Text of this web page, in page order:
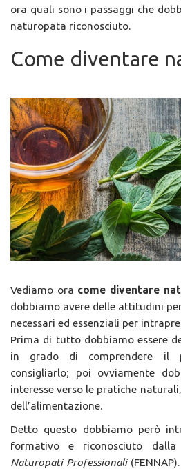
ora quali sono i passaggi che
naturopata riconosciuto.
Come diventare
Vediamo ora come diventare
dobbiamo avere delle attitudini
necessari ed essenziali per
Prima di tutto dobbiamo essere
in grado di comprendere il
consigliarlo; poi ovviamente
interesse verso le pratiche
dell’alimentazione.
Detto questo dobbiamo però
formativo e riconosciuto dalla
Naturopati Professionali